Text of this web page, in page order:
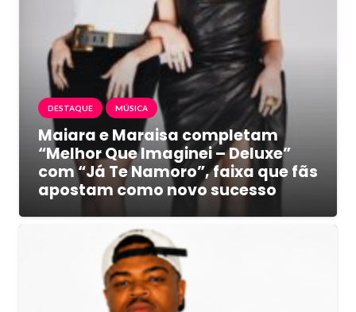
DESTAQUE MÚSICA
Maiara e Maraisa completam
“Melhor Que Imaginei – Deluxe”
com “Já Te Namoro”, faixa que fãs
apostam como novo sucesso